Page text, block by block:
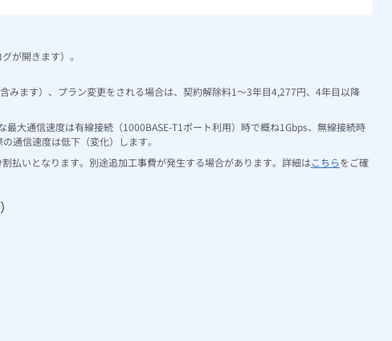
が開きます）。
ます）、プラン変更をされる場合は、契約解除料1～3年目4,277円、4年目以降
大通信速度は有線接続（1000BASE-T1ポート利用）時で概ね1Gbps、無線接続時
通信速度は低下（変化）します。
払いとなります。別途追加工事費が発生する場合があります。詳細はこちらをご確